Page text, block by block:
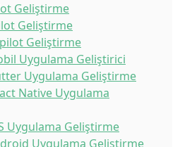
Geliştirme
Geliştirme
Geliştirme
Uygulama Geliştirici
Uygulama Geliştirme
Native Uygulama
Uygulama Geliştirme
Uygulama Geliştirme